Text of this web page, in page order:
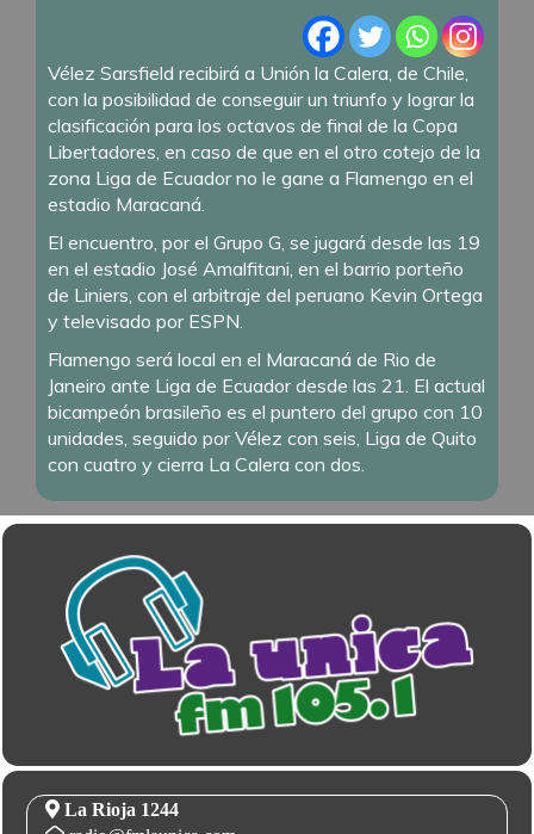
Vélez Sarsfield recibirá a Unión la Calera, de Chile,
con la posibilidad de conseguir un triunfo y lograr la
clasificación para los octavos de final de la Copa
Libertadores, en caso de que en el otro cotejo de la
zona Liga de Ecuador no le gane a Flamengo en el
estadio Maracaná.
El encuentro, por el Grupo G, se jugará desde las 19
en el estadio José Amalfitani, en el barrio porteño
de Liniers, con el arbitraje del peruano Kevin Ortega
y televisado por ESPN.
Flamengo será local en el Maracaná de Rio de
Janeiro ante Liga de Ecuador desde las 21. El actual
bicampeón brasileño es el puntero del grupo con 10
unidades, seguido por Vélez con seis, Liga de Quito
con cuatro y cierra La Calera con dos.
La Rioja 1244